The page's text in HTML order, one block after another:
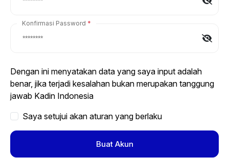
Konfirmasi Password
Dengan ini menyatakan data yang saya input adalah
benar, jika terjadi kesalahan bukan merupakan tanggung
jawab Kadin Indonesia
Saya setujui akan aturan yang berlaku
Buat Akun